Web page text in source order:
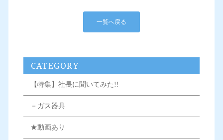
一覧へ戻る
CATEGORY
【特集】社長に聞いてみた!!
－ガス器具
★動画あり